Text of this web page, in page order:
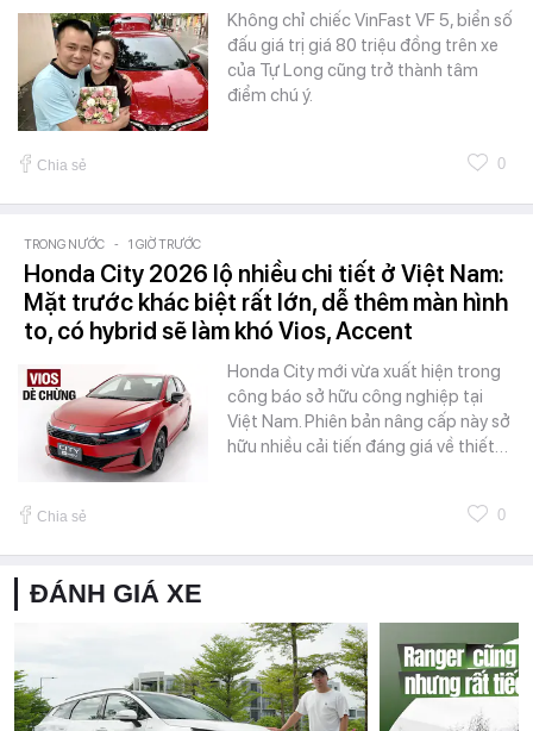
Không chỉ chiếc VinFast VF 5, biển số
đấu giá trị giá 80 triệu đồng trên xe
của Tự Long cũng trở thành tâm
điểm chú ý.
Chia sẻ 0
TRONG NƯỚC - 1 GIỜ TRƯỚC
Honda City 2026 lộ nhiều chi tiết ở Việt Nam:
Mặt trước khác biệt rất lớn, dễ thêm màn hình
to, có hybrid sẽ làm khó Vios, Accent
Honda City mới vừa xuất hiện trong
công báo sở hữu công nghiệp tại
Việt Nam. Phiên bản nâng cấp này sở
hữu nhiều cải tiến đáng giá về thiết…
Chia sẻ 0
ĐÁNH GIÁ XE